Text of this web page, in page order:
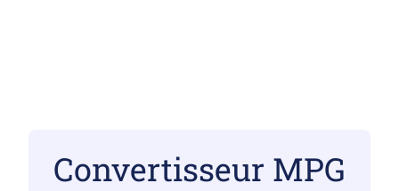
Convertisseur MPG